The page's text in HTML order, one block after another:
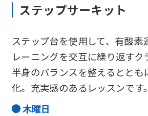
ステップサーキット
ステップ台を使用して、有酸素
レーニングを交互に繰り返すク
半身のバランスを整えるととも
化。充実感のあるレッスンです。
木曜日